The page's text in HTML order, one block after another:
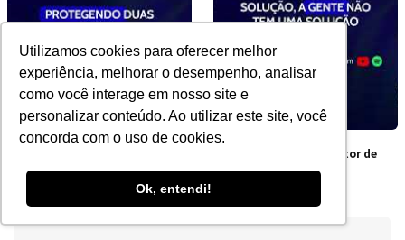
Utilizamos cookies para oferecer melhor
experiência, melhorar o desempenho, analisar
como você interage em nosso site e
personalizar conteúdo. Ao utilizar este site, você
concorda com o uso de cookies.
Ok, entendi!
mais barato?
Os obstáculos do Setor de
Seguros no Brasil